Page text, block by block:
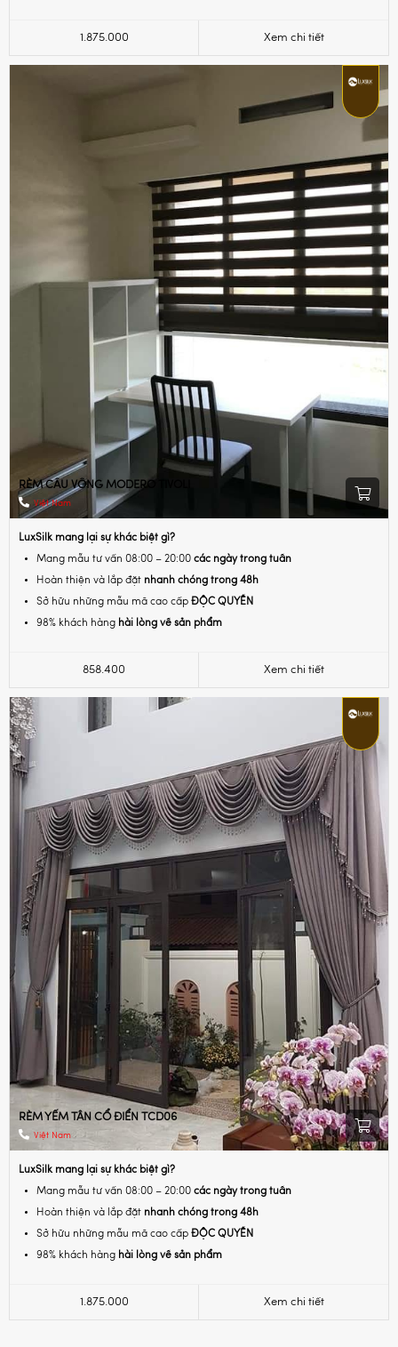
1.875.000 Xem chi tiết
RÈM CẦU VỒNG MODERO TIVOLI
Việt Nam
LuxSilk mang lại sự khác biệt gì?
Mang mẫu tư vấn 08:00 – 20:00 các ngày trong tuần
Hoàn thiện và lắp đặt nhanh chóng trong 48h
Sở hữu những mẫu mã cao cấp ĐỘC QUYỀN
98% khách hàng hài lòng về sản phẩm
858.400 Xem chi tiết
RÈM YẾM TÂN CỔ ĐIỂN TCD06
Việt Nam
LuxSilk mang lại sự khác biệt gì?
Mang mẫu tư vấn 08:00 – 20:00 các ngày trong tuần
Hoàn thiện và lắp đặt nhanh chóng trong 48h
Sở hữu những mẫu mã cao cấp ĐỘC QUYỀN
98% khách hàng hài lòng về sản phẩm
1.875.000 Xem chi tiết